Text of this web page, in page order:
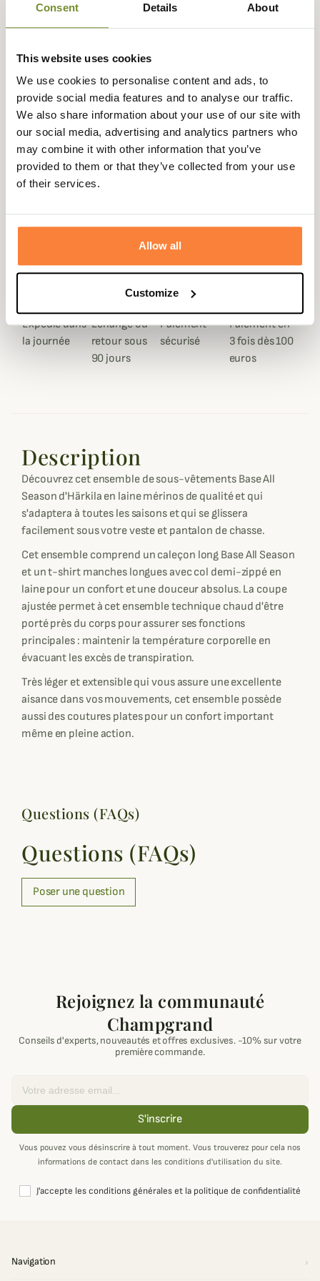
Consent Details About
This website uses cookies
We use cookies to personalise content and ads, to
provide social media features and to analyse our traffic.
We also share information about your use of our site with
our social media, advertising and analytics partners who
may combine it with other information that you’ve
provided to them or that they’ve collected from your use
of their services.
Allow all
Customize
Quantité
remove add
Disponible·Expédié sous 5/ 7 jours ouvrés
Ajouter au panier
programme de fidélité. Votre panier totalisera
Expédié dans
la journée
Échange ou
retour sous
90 jours
Paiement
sécurisé
Paiement en
3 fois dès 100
euros
Description
Découvrez cet ensemble de sous-vêtements Base All
Season d'Härkila en laine mérinos de qualité et qui
s'adaptera à toutes les saisons et qui se glissera
facilement sous votre veste et pantalon de chasse.
Cet ensemble comprend un caleçon long Base All Season
et un t-shirt manches longues avec col demi-zippé en
laine pour un confort et une douceur absolus. La coupe
ajustée permet à cet ensemble technique chaud d'être
porté près du corps pour assurer ses fonctions
principales : maintenir la température corporelle en
évacuant les excès de transpiration.
Très léger et extensible qui vous assure une excellente
aisance dans vos mouvements, cet ensemble possède
aussi des coutures plates pour un confort important
même en pleine action.
Questions (FAQs)
Questions (FAQs)
Poser une question
Rejoignez la communauté
Champgrand
Conseils d'experts, nouveautés et offres exclusives. -10% sur votre
première commande.
S'inscrire
Vous pouvez vous désinscrire à tout moment. Vous trouverez pour cela nos
informations de contact dans les conditions d'utilisation du site.
J'accepte les conditions générales et la politique de confidentialité
Navigation